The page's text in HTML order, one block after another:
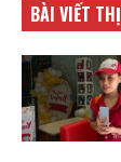
BÀI VIẾT